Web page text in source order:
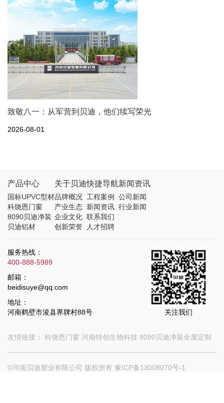
致敬八一：从军营到贝迪，他们续写荣光
2026-08-01
产品中心
国标UPVC型材
科饶恩门窗
8090贝迪净装
贝迪铝材
关于贝迪
品牌概况
产业生态
企业文化
创新荣誉
快捷导航
工程案例
新闻资讯
联系我们
人才招聘
新闻资讯
公司新闻
行业新闻
服务热线：
400-888-5989
邮箱：
beidisuye@qq.com
地址：
河南鹤壁市浚县界牌村88号
关注我们
友情链接： 科饶恩门窗 河南特创生物科技 8090贝迪净装全屋定制
©河南贝迪塑业有限公司 版权所有 豫ICP备13008070号-1